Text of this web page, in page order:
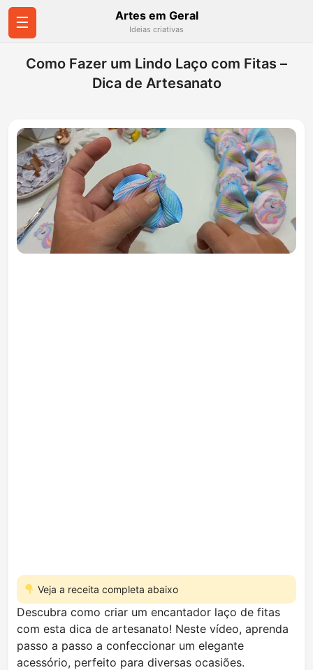
☰ Artes em Geral
Ideias criativas
Como Fazer um Lindo Laço com Fitas –
Dica de Artesanato
Veja a receita completa abaixo
Descubra como criar um encantador laço de fitas
com esta dica de artesanato! Neste vídeo, aprenda
passo a passo a confeccionar um elegante
acessório, perfeito para diversas ocasiões.